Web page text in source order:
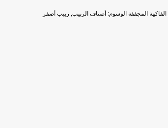
الفاكهة المجففةالوسوم: أصناف الزبيب, زبيب أصفر